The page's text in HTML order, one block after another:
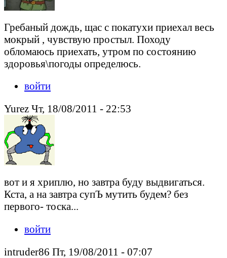
Гребаный дождь, щас с покатухи приехал весь
мокрый , чувствую простыл. Походу
обломаюсь приехать, утром по состоянию
здоровья\погоды определюсь.
войти
Yurez Чт, 18/08/2011 - 22:53
вот и я хриплю, но завтра буду выдвигаться.
Кста, а на завтра супЪ мутить будем? без
первого- тоска...
войти
intruder86 Пт, 19/08/2011 - 07:07